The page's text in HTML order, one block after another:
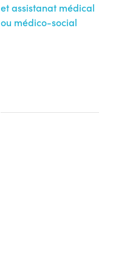
et assistanat médical
ou médico-social